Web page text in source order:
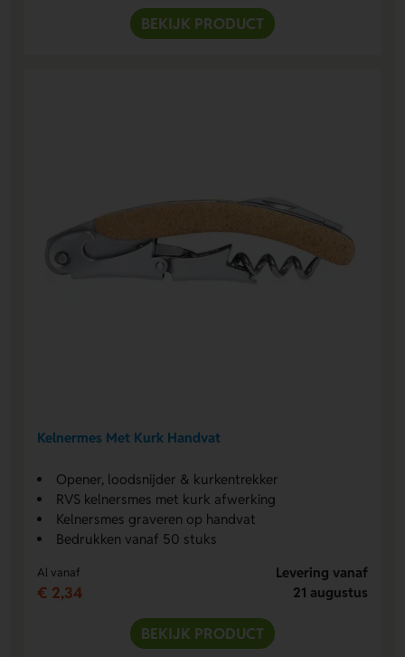
BEKIJK PRODUCT
Kelnermes Met Kurk Handvat
Opener, loodsnijder & kurkentrekker
RVS kelnersmes met kurk afwerking
Kelnersmes graveren op handvat
Bedrukken vanaf 50 stuks
Al vanaf
€ 2,34
Levering vanaf
21 augustus
BEKIJK PRODUCT